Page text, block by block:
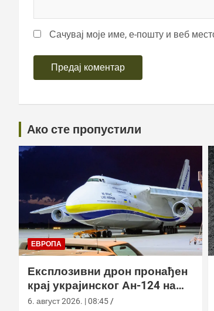
Сачувај моје име, е-пошту и веб
Ако сте пропустили
ЕВРОПА
Експлозивни дрон пронађен
крај украјинског Ан-124 на
аеродрому у Лајпцигу
6. август 2026. | 08:45